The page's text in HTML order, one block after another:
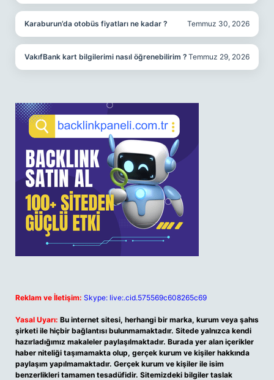
Karaburun’da otobüs fiyatları ne kadar ? Temmuz 30, 2026
VakıfBank kart bilgilerimi nasıl öğrenebilirim ? Temmuz 29, 2026
Reklam ve İletişim: Skype: live:.cid.575569c608265c69
Yasal Uyarı: Bu internet sitesi, herhangi bir marka, kurum veya şahıs
şirketi ile hiçbir bağlantısı bulunmamaktadır. Sitede yalnızca kendi
hazırladığımız makaleler paylaşılmaktadır. Burada yer alan içerikler
haber niteliği taşımamakta olup, gerçek kurum ve kişiler hakkında
paylaşım yapılmamaktadır. Gerçek kurum ve kişiler ile isim
benzerlikleri tamamen tesadüfidir. Sitemizdeki bilgiler taslak